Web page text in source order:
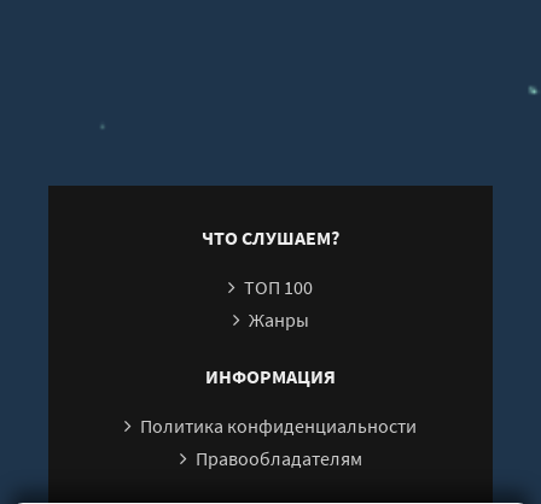
ЧТО СЛУШАЕМ?
ТОП 100
Жанры
ИНФОРМАЦИЯ
Политика конфиденциальности
Правообладателям